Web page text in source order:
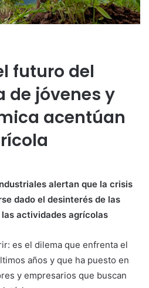
futuro del
de jóvenes y
acentúan
alertan que la crisis
dado el desinterés de las
actividades agrícolas
es el dilema que enfrenta el
años y que ha puesto en
y empresarios que buscan